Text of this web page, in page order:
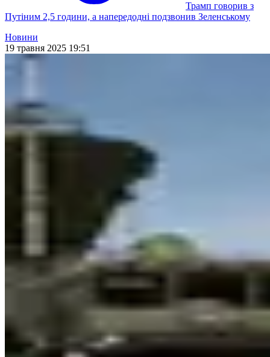
Трамп говорив з
Путіним 2,5 години, а напередодні подзвонив Зеленському
Новини
19 травня 2025 19:51